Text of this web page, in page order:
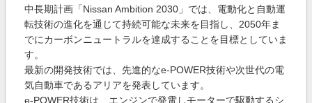
中長期計画「Nissan Ambition 2030」では、電動化と自動運
転技術の進化を通じて持続可能な未来を目指し、2050年ま
でにカーボンニュートラルを達成することを目標としていま
す。
最新の開発技術では、先進的なe-POWER技術や次世代の電
気自動車であるアリアを発表しています。
e-POWER技術は、エンジンで発電しモーターで駆動するシ